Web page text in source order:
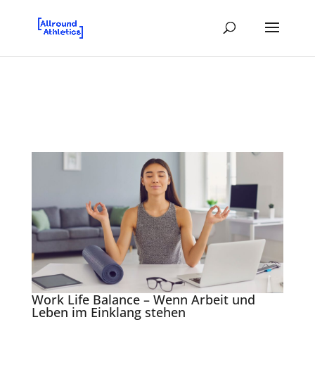
Work Life Balance – Wenn Arbeit und
Leben im Einklang stehen